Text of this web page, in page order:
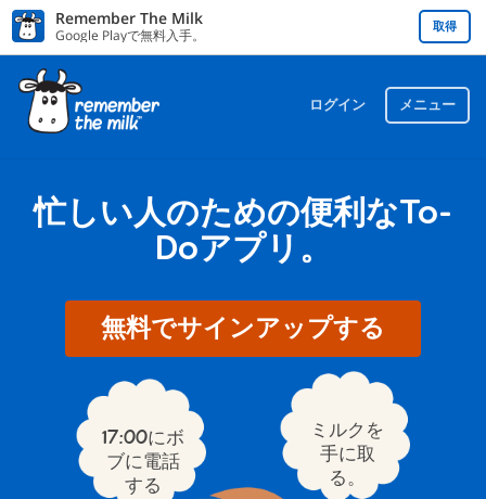
取得
Remember The Milk
Google Playで無料入手。
ログイン メニュー
忙しい人のための便利なTo-
Doアプリ。
無料でサインアップする
17:00にボ
ブに電話
する
ミルクを
手に取
る。